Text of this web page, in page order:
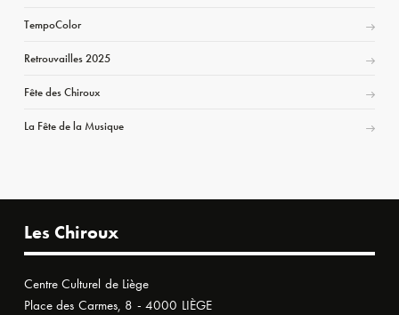
TempoColor
Retrouvailles 2025
Fête des Chiroux
La Fête de la Musique
Les Chiroux
Centre Culturel de Liège
Place des Carmes, 8 - 4000 LIÈGE